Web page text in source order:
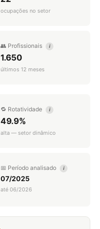
ocupações no setor
👥 Profissionais i
1.650
últimos 12 meses
🔁 Rotatividade i
49.9%
alta — setor dinâmico
📅 Período analisado i
07/2025
até 06/2026